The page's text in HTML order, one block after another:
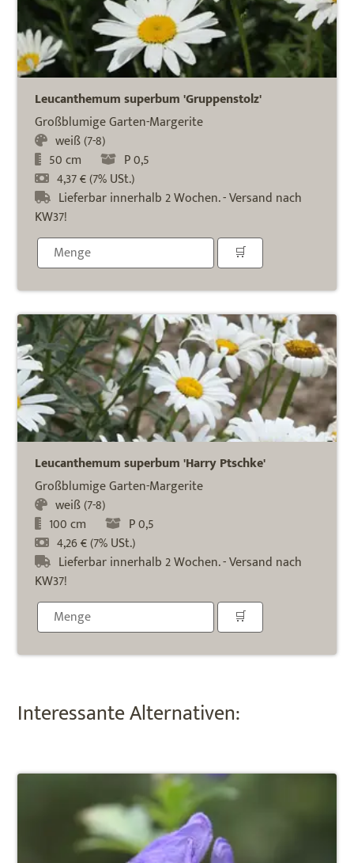
Leucanthemum superbum 'Gruppenstolz'
Großblumige Garten-Margerite
weiß (7-8)
50 cm
P 0,5
4,37 € (7% USt.)
Lieferbar innerhalb 2 Wochen. - Versand nach
KW37!
Leucanthemum superbum 'Harry Ptschke'
Großblumige Garten-Margerite
weiß (7-8)
100 cm
P 0,5
4,26 € (7% USt.)
Lieferbar innerhalb 2 Wochen. - Versand nach
KW37!
Interessante Alternativen: